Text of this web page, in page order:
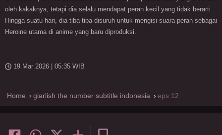
oleh kakaknya, tetapi dia selalu mendapat peran kecil yang tidak berarti.
Hingga suatu hari, dia tiba-tiba disuruh untuk mengisi suara peran sebagai
Heroine utama di anime yang baru diproduksi.
19 Mar 2026 | 05:35 WIB
Home giarlish the number subtitle indonesia eps 12